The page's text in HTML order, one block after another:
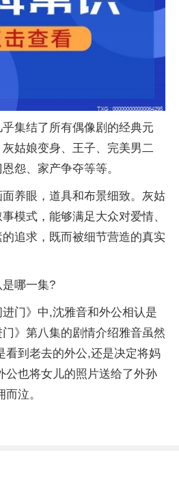
乎集结了所有偶像剧的经典元
姑娘变身、王子、完美男二
怨、家产争夺等等。
养眼，道具和布景细致。灰姑
模式，能够满足大众对爱情、
追求，既而被细节营造的真实
哪一集?
门》中,沈雅音和外公相认是
》第八集的剧情介绍雅音虽然
看到老去的外公,还是决定将妈
公也将女儿的照片送给了外孙
泣。